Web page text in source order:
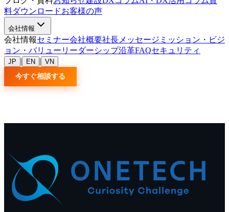
料ダウンロードお客様の声
会社情報
会社情報セミナー会社概要社長メッセージ ミッション・ビジ
ョン・バリュー リーダーシップ沿革FAQセキュリティ
JP | EN | VN
今すぐ相談する